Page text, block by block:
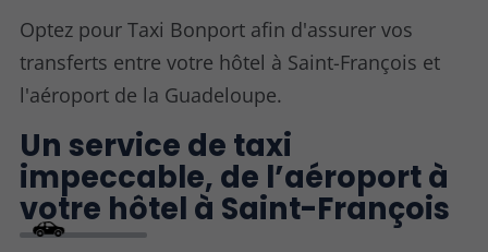
Optez pour Taxi Bonport afin d'assurer vos
transferts entre votre hôtel à Saint-François et
l'aéroport de la Guadeloupe.
Un service de taxi
impeccable, de l’aéroport à
votre hôtel à Saint-François